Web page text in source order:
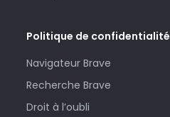
Politique de confidentialité
Navigateur Brave
Recherche Brave
Droit à l’oubli